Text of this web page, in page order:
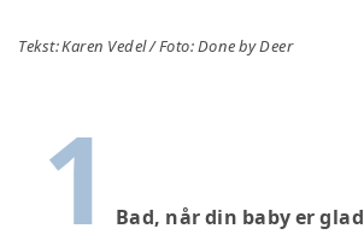
Tekst: Karen Vedel / Foto: Done by Deer
1 Bad, når din baby er glad